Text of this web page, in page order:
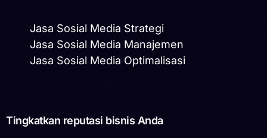
Jasa Sosial Media Strategi
Jasa Sosial Media Manajemen
Jasa Sosial Media Optimalisasi
Tingkatkan reputasi bisnis Anda